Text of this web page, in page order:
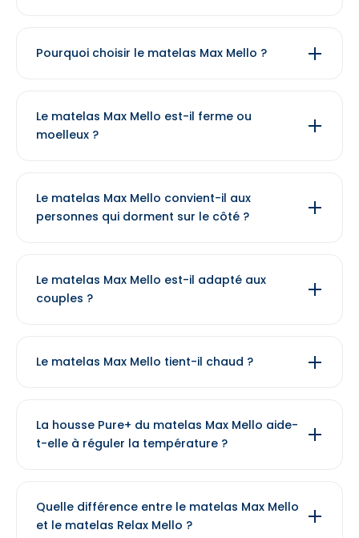
Pourquoi choisir le matelas Max Mello ?
Le matelas Max Mello est-il ferme ou
moelleux ?
Le matelas Max Mello convient-il aux
personnes qui dorment sur le côté ?
Le matelas Max Mello est-il adapté aux
couples ?
Le matelas Max Mello tient-il chaud ?
La housse Pure+ du matelas Max Mello aide-
t-elle à réguler la température ?
Quelle différence entre le matelas Max Mello
et le matelas Relax Mello ?